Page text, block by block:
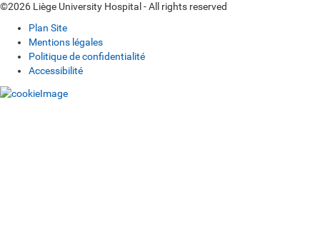
©2026 Liège University Hospital - All rights reserved
Plan Site
Mentions légales
Politique de confidentialité
Accessibilité